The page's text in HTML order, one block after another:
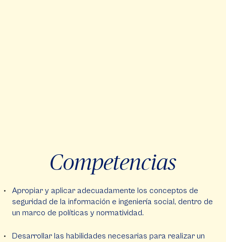
Competencias
Apropiar y aplicar adecuadamente los conceptos de
seguridad de la información e ingeniería social, dentro de
un marco de políticas y normatividad.
Desarrollar las habilidades necesarias para realizar un